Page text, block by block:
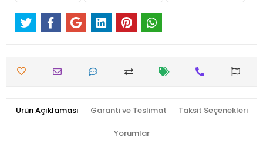
Ürün Açıklaması Garanti ve Teslimat Taksit Seçenekleri
Yorumlar